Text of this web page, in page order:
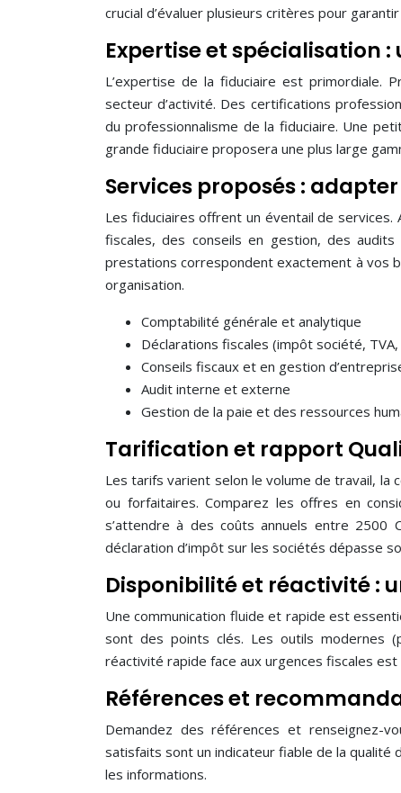
crucial d’évaluer plusieurs critères pour
Expertise et spécialisation
L’expertise de la fiduciaire est primordiale.
secteur d’activité. Des certifications
du professionnalisme de la fiduciaire. Une
grande fiduciaire proposera une plus large
Services proposés :
Les fiduciaires offrent un éventail de
fiscales, des conseils en gestion, des
prestations correspondent exactement à vos
organisation.
Comptabilité générale et analytique
Déclarations fiscales (impôt société,
Conseils fiscaux et en gestion
Audit interne et externe
Gestion de la paie et des ressources
Tarification et rapport
Les tarifs varient selon le volume de travail, la
ou forfaitaires. Comparez les offres en
s’attendre à des coûts annuels entre 2500
déclaration d’impôt sur les sociétés dépasse
Disponibilité et réactivité :
Une communication fluide et rapide est
sont des points clés. Les outils modernes
réactivité rapide face aux urgences fiscales est
Références et
Demandez des références et renseignez-
satisfaits sont un indicateur fiable de la qualité
les informations.